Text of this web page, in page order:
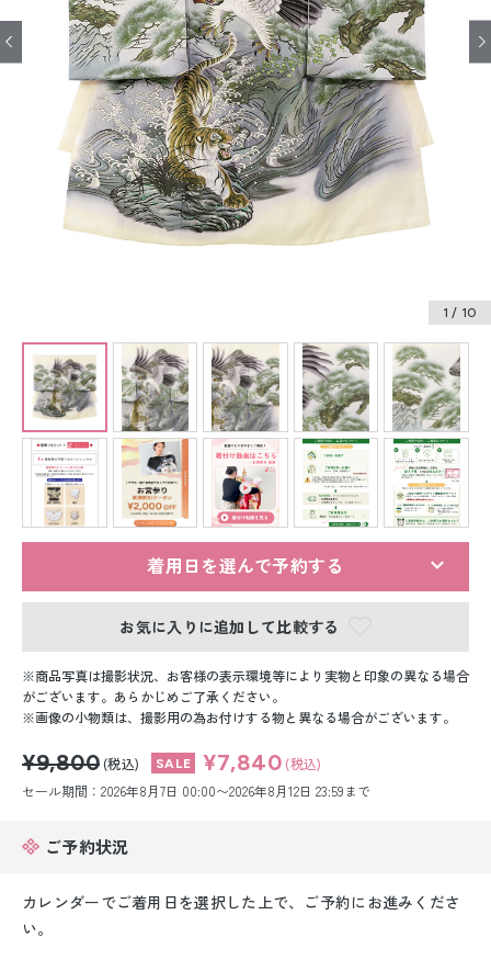
七五三レンタル
振袖レンタル
卒業式袴レンタル
産着レンタル
訪問着・付下げレンタル
ジュニア着物レンタル
ジュニア洋装レンタル
ベビー洋装レンタル
紋付袴レンタル
男性礼装レンタル
スーツレンタル
色打掛&紋付袴レンタル
白無垢&紋付袴レンタル
1 / 10
着用日を選んで予約する
お気に入りに追加して比較する
商品写真は撮影状況、お客様の表示環境等により実物と印象の異なる場合
がございます。あらかじめご了承ください。
画像の小物類は、撮影用の為お付けする物と異なる場合がございます。
¥9,800 (税込) ¥7,840 (税込)
セール期間：2026年8月7日 00:00〜2026年8月12日 23:59まで
ご予約状況
カレンダーでご着用日を選択した上で、ご予約にお進みくださ
い。